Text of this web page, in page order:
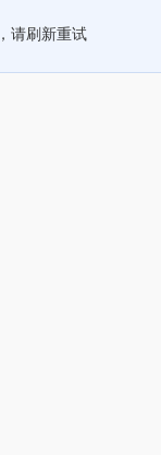
请刷新重试